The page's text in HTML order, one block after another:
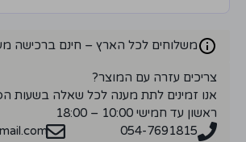
משלוחים לכל הארץ – חינם ברכישה מעל 350
צריכים עזרה עם המוצר?
אנו זמינים לתת מענה לכל שאלה בשעות
ראשון עד חמישי 10:00 – 18:00
054-7691815